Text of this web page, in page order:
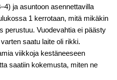
ja asuntoon asennettavilla
1 kerrotaan, mitä mikäkin
perustuu. Vuodevahtia ei päästy
saatu laite oli rikki.
viikkoja kestäneeseen
saatiin kokemusta, miten ne